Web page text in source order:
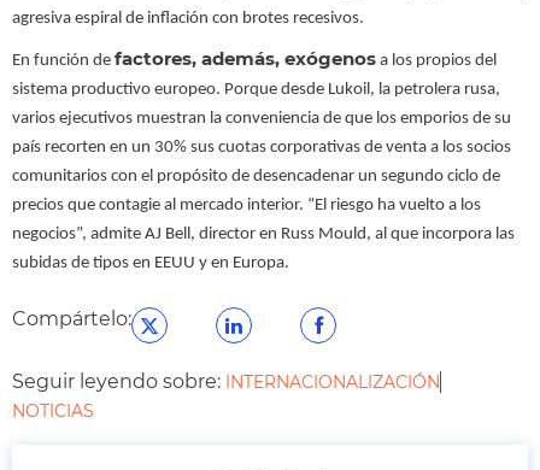
agresiva espiral de inflación con brotes recesivos.
En función de factores, además, exógenos a los propios del
sistema productivo europeo. Porque desde Lukoil, la petrolera rusa,
varios ejecutivos muestran la conveniencia de que los emporios de su
país recorten en un 30% sus cuotas corporativas de venta a los socios
comunitarios con el propósito de desencadenar un segundo ciclo de
precios que contagie al mercado interior. “El riesgo ha vuelto a los
negocios”, admite AJ Bell, director en Russ Mould, al que incorpora las
subidas de tipos en EEUU y en Europa.
Compártelo:
Seguir leyendo sobre: INTERNACIONALIZACIÓN
NOTICIAS